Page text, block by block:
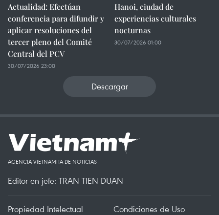
Actualidad: Efectúan
conferencia para difundir y
aplicar resoluciones del
tercer pleno del Comité
Central del PCV
30/07/2026 23:00
Hanoi, ciudad de
experiencias culturales
nocturnas
30/07/2026 01:00
Descargar
AGENCIA VIETNAMITA DE NOTICIAS
Editor en jefe: TRAN TIEN DUAN
Propiedad Intelectual
Condiciones de Uso